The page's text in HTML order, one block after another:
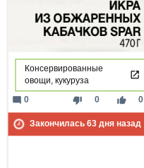
Консервированные
овощи, кукуруза
thumb_down 0 thumb_up 0
mode_comment 0
Закончилась 63дня назад